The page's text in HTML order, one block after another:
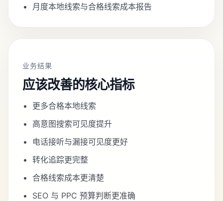
月度本地线索与合格线索成本报告
业务结果
应该改善的核心指标
更多合格本地线索
高意图搜索可见度提升
电话接听与漏接可见度更好
转化追踪更完整
合格线索成本更清楚
SEO 与 PPC 预算判断更准确